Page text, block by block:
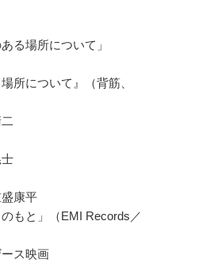
る場所について」
所について』（背筋、
康平
もと」（EMI Records／
ス映画